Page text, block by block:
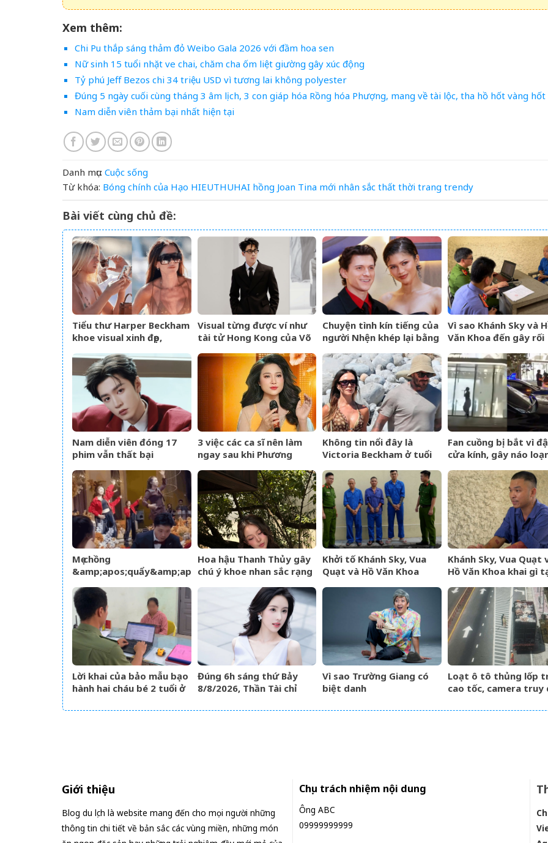
Xem thêm:
Chi Pu thắp sáng thảm đỏ Weibo Gala 2026 với đầm hoa sen
Nữ sinh 15 tuổi nhặt ve chai, chăm cha ốm liệt giường gây xúc động
Tỷ phú Jeff Bezos chi 34 triệu USD vì tương lai không polyester
Đúng 5 ngày cuối cùng tháng 3 âm lịch, 3 con giáp hóa Rồng hóa Phượng, mang về tài lộc, tha hồ hốt vàng hốt
Nam diễn viên thảm bại nhất hiện tại
Danh mục: Cuộc sống
Từ khóa: Bóng chính của Hạo HIEUTHUHAI hồng Joan Tina mới nhân sắc thất thời trang trendy
Bài viết cùng chủ đề:
Tiểu thư Harper Beckham
khoe visual xinh đẹp,
trên du thuyền triệu đô,
đọ sắc cùng mẹ
Visual từng được ví như
tài tử Hong Kong của Võ
tranh cãi vì một thay đổi
Chuyện tình kín tiếng của
người Nhện khép lại bằng
Vì sao Khánh Sky và
Văn Khoa đến gây rối
khởi tố?
Nam diễn viên đóng 17
phim vẫn thất bại
3 việc các ca sĩ nên làm
ngay sau khi Phương
Không tin nổi đây là
Victoria Beckham ở tuổi
Fan cuồng bị bắt vì
cửa kính, gây náo
niệm 10 năm
Mẹ chồng
&amp;apos;quẩy&amp;apos;
cô dâu nói một câu, lời
đáp của chú rể gây sốt
Hoa hậu Thanh Thủy gây
chú ý khoe nhan sắc rạng
Khởi tố Khánh Sky, Vua
Quạt và Hồ Văn Khoa
Khánh Sky, Vua Quạt
Hồ Văn Khoa khai gì
Lời khai của bảo mẫu bạo
hành hai cháu bé 2 tuổi ở
TPHCM
Đúng 6h sáng thứ Bảy
8/8/2026, Thần Tài chỉ
trúng hố vàng, tiền bạc
Vì sao Trường Giang có
biệt danh
Khó&amp;apos;?
Loạt ô tô thủng lốp
cao tốc, camera truy
&amp;apos;thủ
Giới thiệu
Blog du lịch là website mang đến cho mọi người những
thông tin chi tiết về bản sắc các vùng miền, những món
Chịu trách nhiệm nội dung
Ông ABC
09999999999